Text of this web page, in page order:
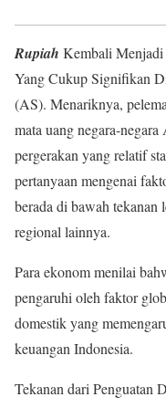
Rupiah Kembali Menjadi
Yang Cukup Signifikan
(AS). Menariknya,
mata uang negara-
pergerakan yang relatif
pertanyaan mengenai
berada di bawah tekanan
regional lainnya.
Para ekonom menilai
pengaruhi oleh faktor
domestik yang
keuangan Indonesia.
Tekanan dari Penguatan